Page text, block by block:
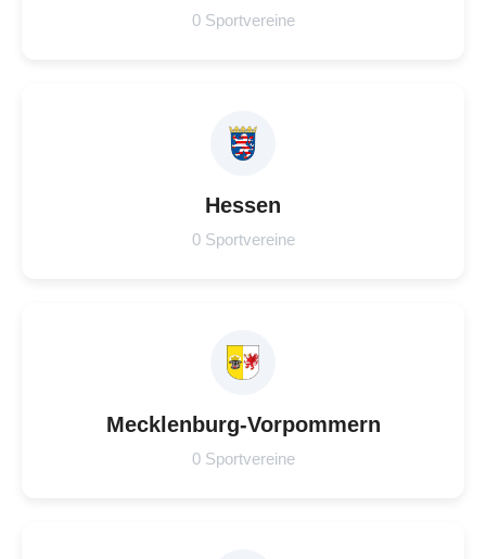
0 Sportvereine
Hessen
0 Sportvereine
Mecklenburg-Vorpommern
0 Sportvereine